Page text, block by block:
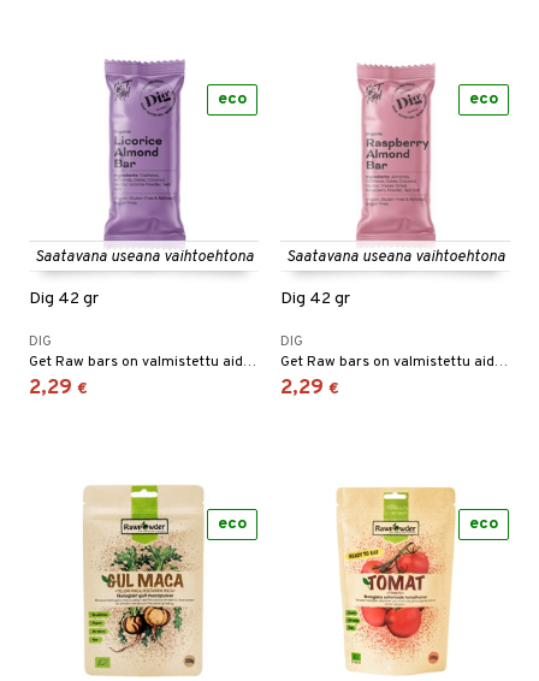
Saatavana useana vaihtoehtona
Dig 42 gr
DIG
Get Raw bars on valmistettu aidoista hedelmistä ja pähkinöistä.
2,29 €
eco
Saatavana useana vaihtoehtona
Dig 42 gr
DIG
Get Raw bars on valmistettu aidoista hedelmistä ja pähkinöistä.
2,29 €
eco
eco eco